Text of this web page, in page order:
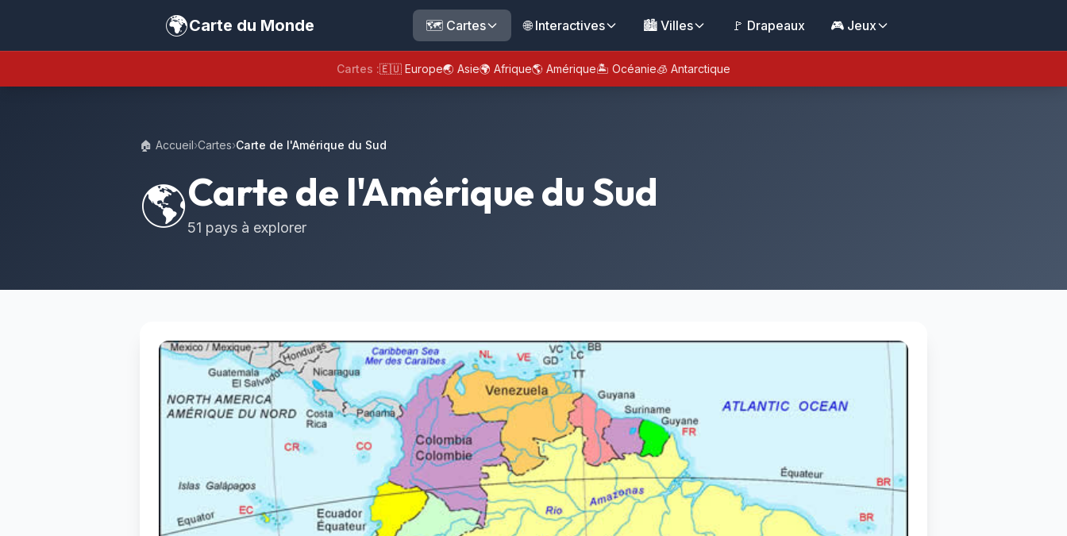
🌍Carte du Monde 🗺️ Cartes 🌐 Interactives 🏙️ Villes 🚩 Drapeaux 🎮 Jeux
Cartes :🇪🇺 Europe🌏 Asie🌍 Afrique🌎 Amérique🏝️ Océanie🧊 Antarctique
🏠 Accueil›Cartes›Carte de l'Amérique du Sud
🌎Carte de l'Amérique du Sud
51 pays à explorer